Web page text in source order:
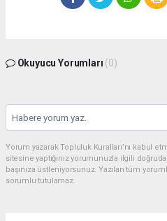
Okuyucu Yorumları (0)
Yorum yazarak Topluluk Kuralları’nı kabul
sitesine yaptığınız yorumunuzla ilgili
başınıza üstleniyorsunuz. Yazılan tüm
sorumlu tutulamaz.